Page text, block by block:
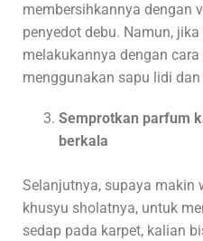
membersihkannya dengan
penyedot debu. Namun,
melakukannya dengan
menggunakan sapu lidi
Semprotkan parfum
berkala
Selanjutnya, supaya makin
khusyu sholatnya, untuk
sedap pada karpet, kalian